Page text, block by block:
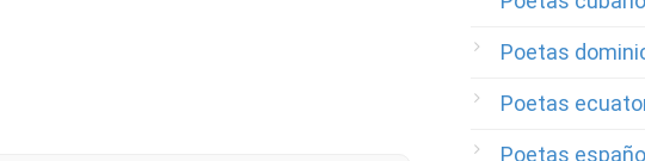
Poetas
Poetas
Poetas